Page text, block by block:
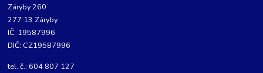
Záryby 260
277 13 Záryby
IČ: 19587996
DIČ: CZ19587996
tel. č.: 604 807 127